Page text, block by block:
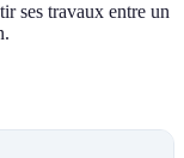
ses travaux entre un